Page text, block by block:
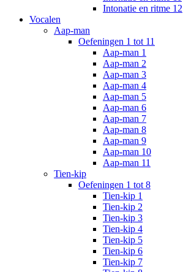
Intonatie en ritme 12
Vocalen
Aap-man
Oefeningen 1 tot 11
Aap-man 1
Aap-man 2
Aap-man 3
Aap-man 4
Aap-man 5
Aap-man 6
Aap-man 7
Aap-man 8
Aap-man 9
Aap-man 10
Aap-man 11
Tien-kip
Oefeningen 1 tot 8
Tien-kip 1
Tien-kip 2
Tien-kip 3
Tien-kip 4
Tien-kip 5
Tien-kip 6
Tien-kip 7